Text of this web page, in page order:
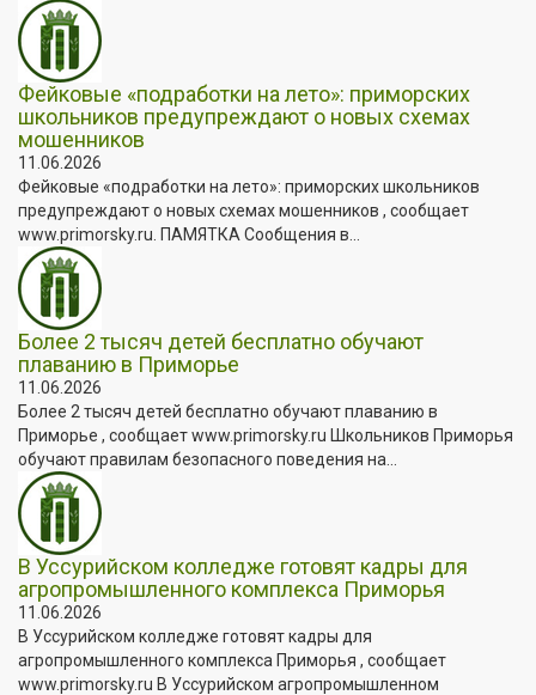
Фейковые «подработки на лето»: приморских
школьников предупреждают о новых схемах
мошенников
11.06.2026
Фейковые «подработки на лето»: приморских школьников
предупреждают о новых схемах мошенников , сообщает
www.primorsky.ru. ПАМЯТКА Сообщения в...
Более 2 тысяч детей бесплатно обучают
плаванию в Приморье
11.06.2026
Более 2 тысяч детей бесплатно обучают плаванию в
Приморье , сообщает www.primorsky.ru Школьников Приморья
обучают правилам безопасного поведения на...
В Уссурийском колледже готовят кадры для
агропромышленного комплекса Приморья
11.06.2026
В Уссурийском колледже готовят кадры для
агропромышленного комплекса Приморья , сообщает
www.primorsky.ru В Уссурийском агропромышленном